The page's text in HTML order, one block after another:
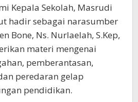
Kepala Sekolah, Masrudi
hadir sebagai narasumber
Bone, Ns. Nurlaelah, S.Kep,
materi mengenai
pemberantasan,
peredaran gelap
pendidikan.